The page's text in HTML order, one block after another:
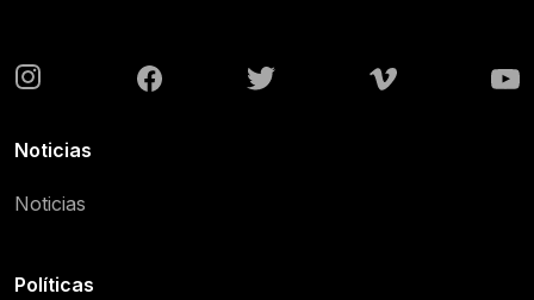
Noticias
Noticias
Políticas